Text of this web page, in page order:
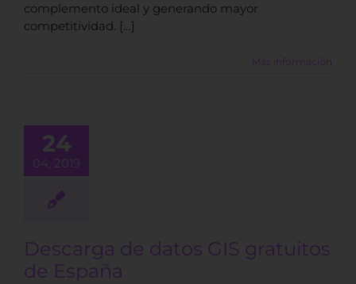
complemento ideal y generando mayor
competitividad. […]
Más información
24
04, 2019
GIS
de
Descarga de datos GIS gratuitos
de España